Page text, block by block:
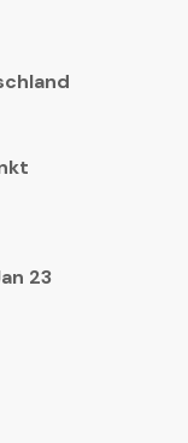
23